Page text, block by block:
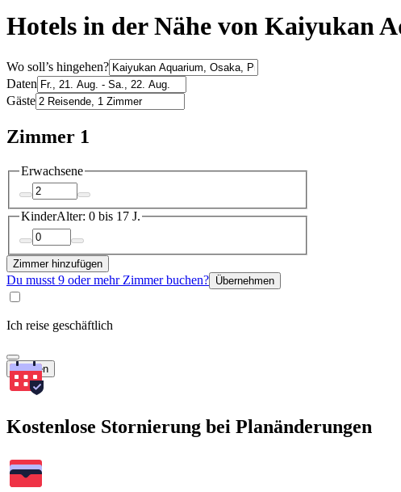
Hotels in der Nähe von Kaiyukan
Wo soll’s hingehen?
Daten
Gäste
Zimmer 1
Erwachsene
KinderAlter: 0 bis 17 J.
Zimmer hinzufügen
Du musst 9 oder mehr Zimmer buchen? Übernehmen
Ich reise geschäftlich
Suchen
Kostenlose Stornierung bei Planänderungen